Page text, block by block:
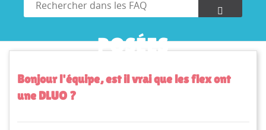
POSÉES
Bonjour l'équipe, est il vrai que les flex ont
une DLUO ?